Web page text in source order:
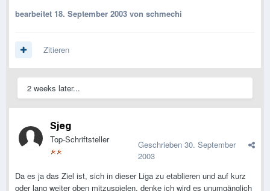
bearbeitet 18. September 2003 von schmechi
Zitieren
2 weeks later...
Sjeg
Top-Schriftsteller Geschrieben 30. September
2003
Da es ja das Ziel ist, sich in dieser Liga zu etablieren und auf kurz
oder lang weiter oben mitzuspielen, denke ich wird es unumgänglich